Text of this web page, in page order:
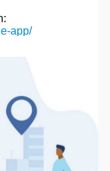
app/